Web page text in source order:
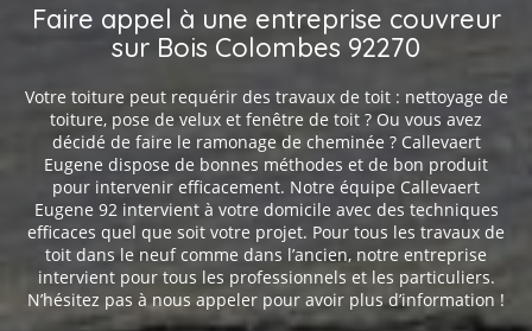
Faire appel à une entreprise couvreur
sur Bois Colombes 92270
Votre toiture peut requérir des travaux de toit : nettoyage de
toiture, pose de velux et fenêtre de toit ? Ou vous avez
décidé de faire le ramonage de cheminée ? Callevaert
Eugene dispose de bonnes méthodes et de bon produit
pour intervenir efficacement. Notre équipe Callevaert
Eugene 92 intervient à votre domicile avec des techniques
efficaces quel que soit votre projet. Pour tous les travaux de
toit dans le neuf comme dans l’ancien, notre entreprise
intervient pour tous les professionnels et les particuliers.
N’hésitez pas à nous appeler pour avoir plus d’information !